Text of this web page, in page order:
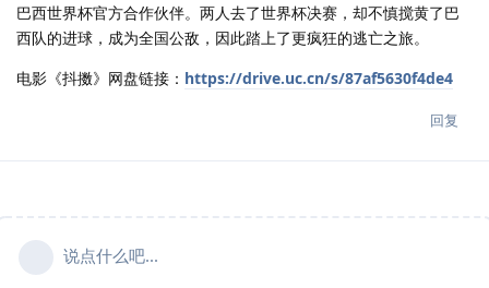
巴西世界杯官方合作伙伴。两人去了世界杯决赛，却不慎搅黄了巴
西队的进球，成为全国公敌，因此踏上了更疯狂的逃亡之旅。
电影《抖擞》网盘链接： https://drive.uc.cn/s/87af5630f4de4
回复
说点什么吧...